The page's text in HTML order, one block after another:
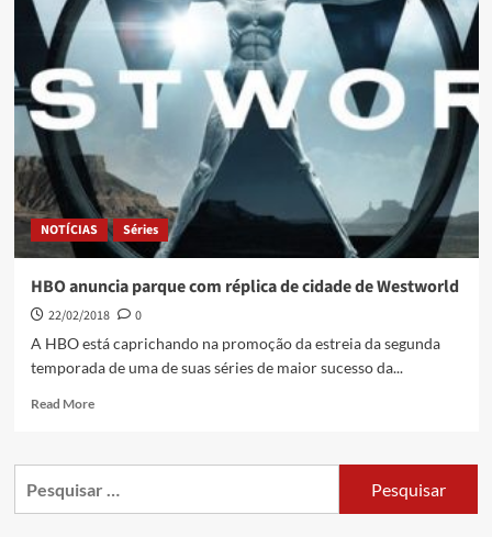
NOTÍCIAS Séries
HBO anuncia parque com réplica de cidade de Westworld
22/02/2018
0
A HBO está caprichando na promoção da estreia da segunda
temporada de uma de suas séries de maior sucesso da...
Read More